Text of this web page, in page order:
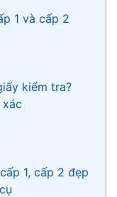
1 và cấp 2
kiểm tra?
1, cấp 2 đẹp